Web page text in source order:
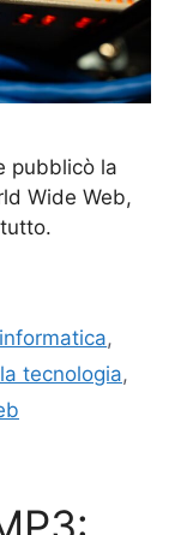
pubblicò la
Wide Web,
informatica,
tecnologia,